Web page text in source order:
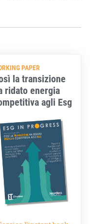
PAPER
la transizione
ridato energia
agli Esg